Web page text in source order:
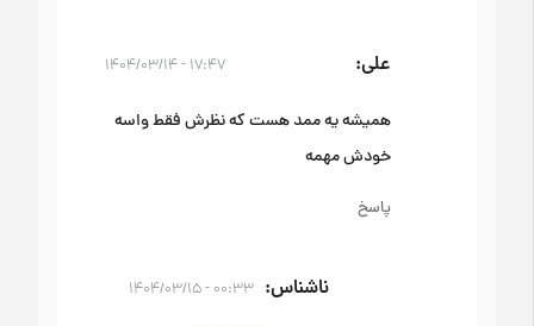
علی ۱۷:۴۷ - ۱۴۰۴/۰۳/۱۴
همیشه یه ممد هست که نظرش فقط واسه
خودش مهمه
پاسخ
ناشناس ۰۰:۳۳ - ۱۴۰۴/۰۳/۱۵